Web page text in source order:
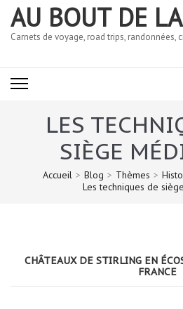
AU BOUT DE
Carnets de voyage, road trips, randonnées,
LES
SIÈGE
Accueil > Blog > Thèmes >
Les techniques de
CHÂTEAUX DE STIRLING EN
FRANCE